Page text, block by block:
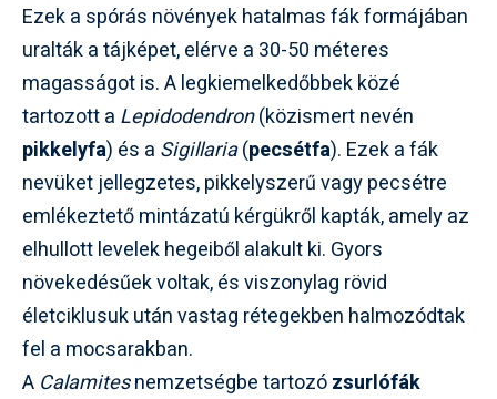
Ezek a spórás növények hatalmas fák formájában
uralták a tájképet, elérve a 30-50 méteres
magasságot is. A legkiemelkedőbbek közé
tartozott a Lepidodendron(közismert nevén
pikkelyfa) és a Sigillaria(pecsétfa). Ezek a fák
nevüket jellegzetes, pikkelyszerű vagy pecsétre
emlékeztető mintázatú kérgükről kapták, amely az
elhullott levelek hegeiből alakult ki. Gyors
növekedésűek voltak, és viszonylag rövid
életciklusuk után vastag rétegekben halmozódtak
fel a mocsarakban.
A Calamitesnemzetségbe tartozózsurlófák